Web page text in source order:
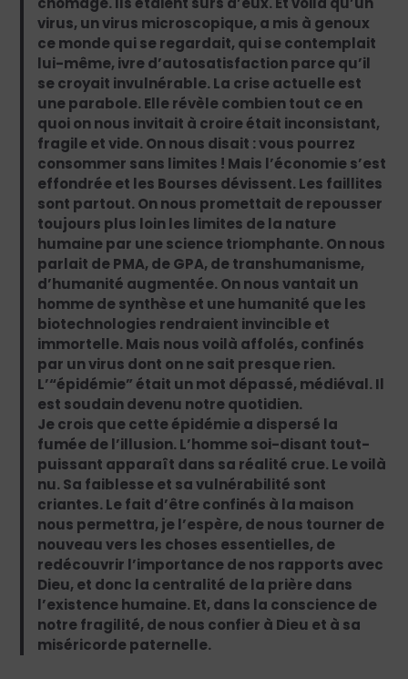
virus, un virus microscopique, a mis à genoux
ce monde qui se regardait, qui se contemplait
lui-même, ivre d’autosatisfaction parce qu’il
se croyait invulnérable. La crise actuelle est
une parabole. Elle révèle combien tout ce en
quoi on nous invitait à croire était inconsistant,
fragile et vide. On nous disait : vous pourrez
consommer sans limites ! Mais l’économie s’est
effondrée et les Bourses dévissent. Les faillites
sont partout. On nous promettait de repousser
toujours plus loin les limites de la nature
humaine par une science triomphante. On nous
parlait de PMA, de GPA, de transhumanisme,
d’humanité augmentée. On nous vantait un
homme de synthèse et une humanité que les
biotechnologies rendraient invincible et
immortelle. Mais nous voilà affolés, confinés
par un virus dont on ne sait presque rien.
L’“épidémie” était un mot dépassé, médiéval. Il
est soudain devenu notre quotidien.
Je crois que cette épidémie a dispersé la
fumée de l’illusion. L’homme soi-disant tout-
puissant apparaît dans sa réalité crue. Le voilà
nu. Sa faiblesse et sa vulnérabilité sont
criantes. Le fait d’être confinés à la maison
nous permettra, je l’espère, de nous tourner de
nouveau vers les choses essentielles, de
redécouvrir l’importance de nos rapports avec
Dieu, et donc la centralité de la prière dans
l’existence humaine. Et, dans la conscience de
notre fragilité, de nous confier à Dieu et à sa
miséricorde paternelle.